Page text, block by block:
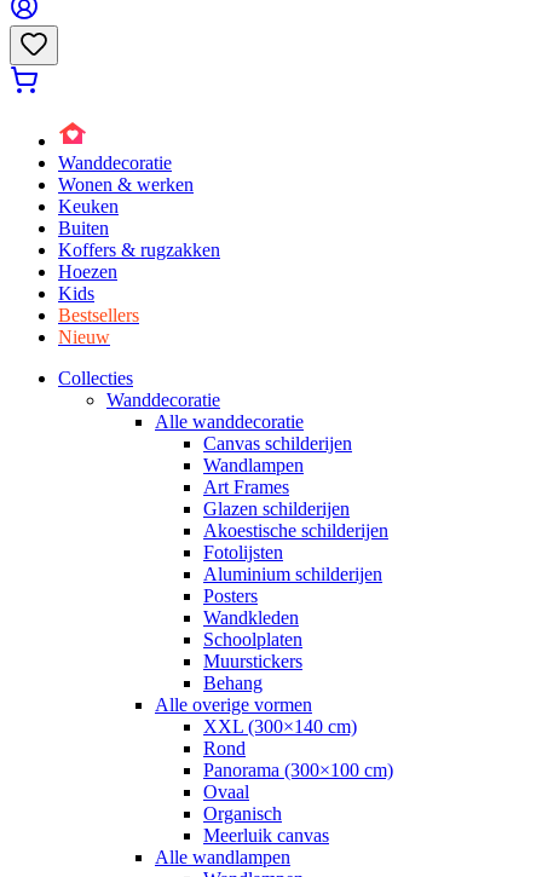
Wanddecoratie
Wonen & werken
Keuken
Buiten
Koffers & rugzakken
Hoezen
Kids
Bestsellers
Nieuw
Collecties
Wanddecoratie
Alle wanddecoratie
Canvas schilderijen
Wandlampen
Art Frames
Glazen schilderijen
Akoestische schilderijen
Fotolijsten
Aluminium schilderijen
Posters
Wandkleden
Schoolplaten
Muurstickers
Behang
Alle overige vormen
XXL (300×140 cm)
Rond
Panorama (300×100 cm)
Ovaal
Organisch
Meerluik canvas
Alle wandlampen